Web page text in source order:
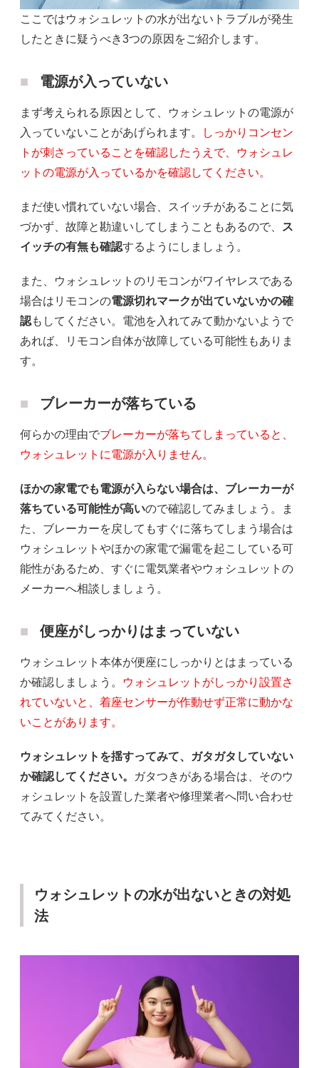
ここではウォシュレットの水が出ないトラブルが発生
したときに疑うべき3つの原因をご紹介します。
電源が入っていない
まず考えられる原因として、ウォシュレットの電源が
入っていないことがあげられます。
しっかりコンセン
トが刺さっていることを確認したうえで、ウォシュレ
ットの電源が入っているかを確認してください。
まだ使い慣れていない場合、スイッチがあることに気
づかず、故障と勘違いしてしまうこともあるので、
ス
イッチの有無も確認するようにしましょう。
また、ウォシュレットのリモコンがワイヤレスである
場合はリモコンの電源切れマークが出ていないかの確
認もしてください。電池を入れてみて動かないようで
あれば、リモコン自体が故障している可能性もありま
す。
ブレーカーが落ちている
何らかの理由でブレーカーが落ちてしまっていると、
ウォシュレットに電源が入りません。
ほかの家電でも電源が入らない場合は、ブレーカーが
落ちている可能性が高いので確認してみましょう。ま
た、ブレーカーを戻してもすぐに落ちてしまう場合は
ウォシュレットやほかの家電で漏電を起こしている可
能性があるため、すぐに電気業者やウォシュレットの
メーカーへ相談しましょう。
便座がしっかりはまっていない
ウォシュレット本体が便座にしっかりとはまっている
か確認しましょう。
ウォシュレットがしっかり設置さ
れていないと、着座センサーが作動せず正常に動かな
いことがあります。
ウォシュレットを揺すってみて、ガタガタしていない
か確認してください。
ガタつきがある場合は、そのウ
ォシュレットを設置した業者や修理業者へ問い合わせ
てみてください。
ウォシュレットの水が出ないときの対処
法